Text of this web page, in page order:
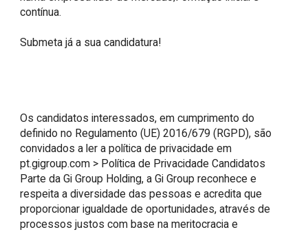
contínua.
Submeta já a sua candidatura!
Os candidatos interessados, em cumprimento do
definido no Regulamento (UE) 2016/679 (RGPD), são
convidados a ler a política de privacidade em
pt.gigroup.com > Política de Privacidade Candidatos
Parte da Gi Group Holding, a Gi Group reconhece e
respeita a diversidade das pessoas e acredita que
proporcionar igualdade de oportunidades, através de
processos justos com base na meritocracia e